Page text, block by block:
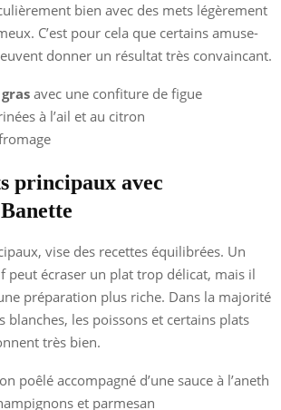
bien avec des mets légèrement
C’est pour cela que certains amuse-
donner un résultat très convaincant.
avec une confiture de figue
à l’ail et au citron
principaux avec
vise des recettes équilibrées. Un
peut écraser un plat trop délicat, mais il
préparation plus riche. Dans la majorité
blanches, les poissons et certains plats
très bien.
poêlé accompagné d’une sauce à l’aneth
et parmesan